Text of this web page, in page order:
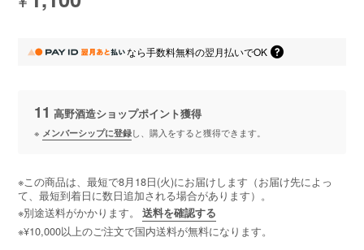
なら手数料無料の翌月払いでOK
11 高野酒造ショップポイント獲得
※ メンバーシップに登録し、購入をすると獲得できます。
※この商品は、最短で8月18日(火)にお届けします（お届け先によっ
て、最短到着日に数日追加される場合があります）。
※別途送料がかかります。
送料を確認する
※¥10,000以上のご注文で国内送料が無料になります。